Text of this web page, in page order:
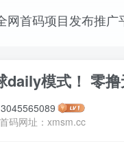
daily模式！ 零撸
码网址：xmsm.cc